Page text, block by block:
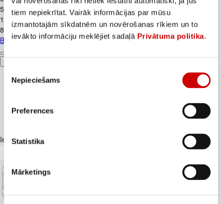
tiem nepiekrītat. Vairāk informācijas par mūsu
izmantotajām sīkdatnēm un novērošanas rīkiem un to
ievākto informāciju meklējiet sadaļā Privātuma politika.
izvēle
Nepieciešams
Preferences
Statistika
Mārketings
5,5€/kg
1
59
8,83€/kg
Biezpiens 9% VALMIERA 180g
Iesakām ar